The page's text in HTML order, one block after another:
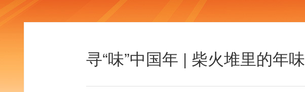
寻“味”中国年 | 柴火堆里的年味